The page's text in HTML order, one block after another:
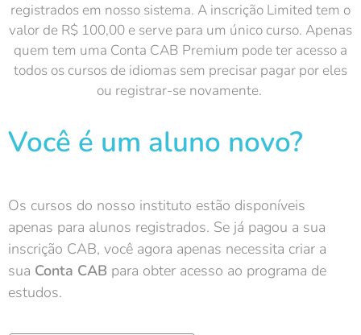
registrados em nosso sistema. A inscrição Limited tem o
valor de R$ 100,00 e serve para um único curso. Apenas
quem tem uma Conta CAB Premium pode ter acesso a
todos os cursos de idiomas sem precisar pagar por eles
ou registrar-se novamente.
Você é um aluno novo?
Os cursos do nosso instituto estão disponíveis
apenas para alunos registrados. Se já pagou a sua
inscrição CAB, você agora apenas necessita criar a
sua Conta CAB para obter acesso ao programa de
estudos.